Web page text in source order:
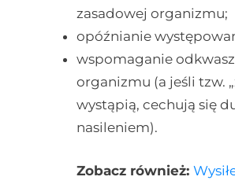
zasadowej organizmu;
opóźnianie
wspomaganie
organizmu (a jeśli tzw.
wystąpią, cechują się
nasileniem).
Zobacz również: